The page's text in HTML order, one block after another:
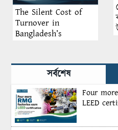
The Silent Cost of
Turnover in
Bangladesh’s
Matters More Than
Recruitment
সর্বশেষ
Four
LEED